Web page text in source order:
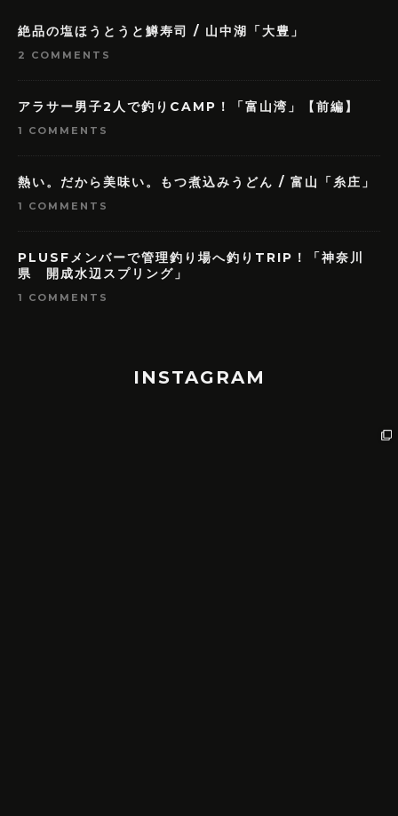
絶品の塩ほうとうと鱒寿司 / 山中湖「大豊」
2 COMMENTS
アラサー男子2人で釣りCAMP！「富山湾」【前編】
1 COMMENTS
熱い。だから美味い。もつ煮込みうどん / 富山「糸庄」
1 COMMENTS
PLUSFメンバーで管理釣り場へ釣りTRIP！「神奈川
県 開成水辺スプリング」
1 COMMENTS
INSTAGRAM